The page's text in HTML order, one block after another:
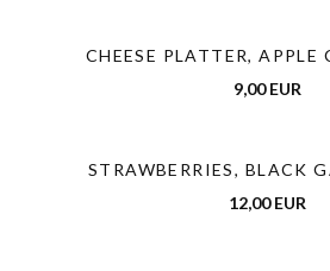
CHEESE PLATTER, APPLE
9,00 EUR
STRAWBERRIES, BLACK
12,00 EUR